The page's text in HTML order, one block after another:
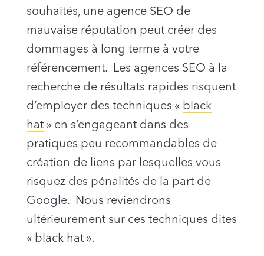
souhaités, une agence SEO de
mauvaise réputation peut créer des
dommages à long terme à votre
référencement. Les agences SEO à la
recherche de résultats rapides risquent
d’employer des techniques « black
hat» en s’engageant dans des
pratiques peu recommandables de
création de liens par lesquelles vous
risquez des pénalités de la part de
Google. Nous reviendrons
ultérieurement sur ces techniques dites
« black hat ».